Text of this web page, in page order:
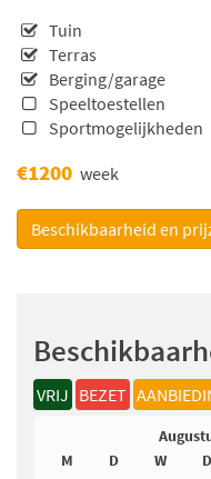
Tuin
Terras
Berging/garage
Speeltoestellen
Sportmogelijkheden
€1200 week
Beschikbaarheid en
VRIJ BEZET
M
D W D